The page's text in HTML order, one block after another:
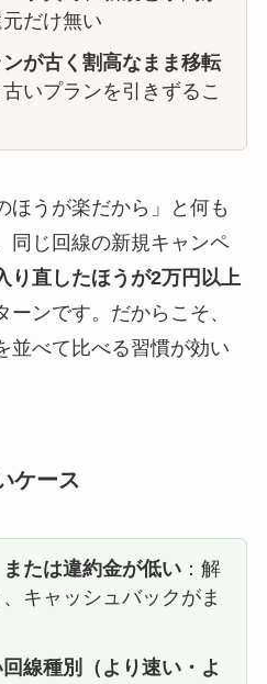
だけ無い
ンが古く割高なまま移転
古いプランを引きずるこ
ほうが楽だから」と何も
同じ回線の新規キャンペ
り直したほうが2万円以上
ーンです。だからこそ、
並べて比べる習慣が効い
ケース
または違約金が低い：解
キャッシュバックがま
線種別（より速い・よ